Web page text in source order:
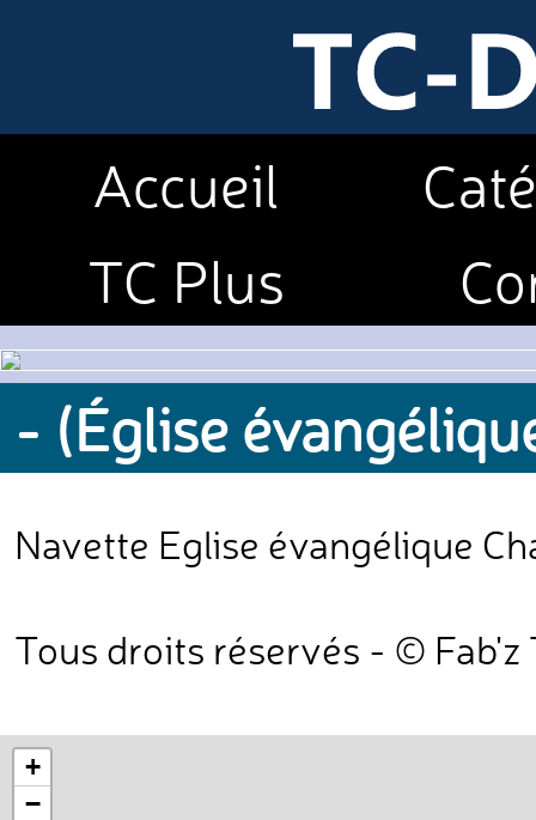
Accueil
TC Plus
- (Église
Navette Eglise évangélique
Tous droits réservés - © Fab'z
+
−